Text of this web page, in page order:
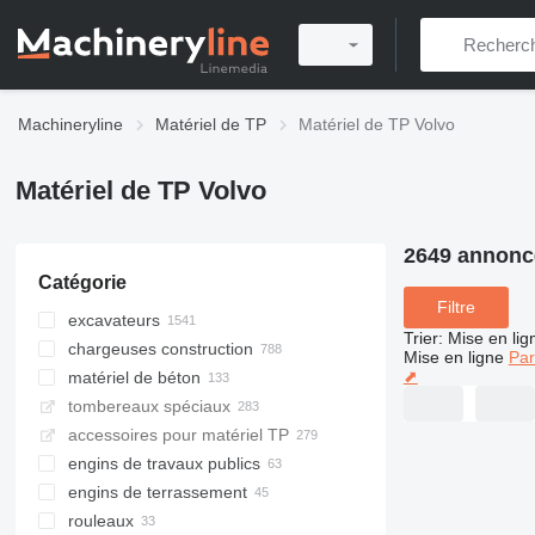
Machineryline Matériel de TP Matériel de TP Volvo
Matériel de TP Volvo
Catégorie
excavateurs
pelles sur chenilles
mini-pelles
pelles sur pneus
midi pelles
tractopelles
excavatrices à longue portée
pelles de manutention
chargeuses construction
chargeuses sur pneus
chargeuses multifonctionnelles
mini-chargeuses
mini-chargeuses sur chenilles
chariots télescopiques
matériel de béton
camions malaxeurs
pompes à béton
centrales à béton
centrales à béton mobiles
tombereaux spéciaux
camions-bennes
tombereaux articulés
tombereaux rigides
mini tombereaux
accessoires pour matériel TP
engins de travaux publics
finisseurs
finisseurs sur chenilles
répandeuses
engins de terrassement
niveleuses
rouleaux
2649
Filtre
Trier: Mise en
Mise en ligne
⬈